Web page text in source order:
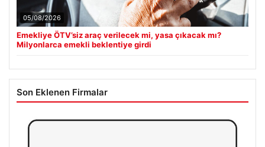
05/08/2026
Emekliye ÖTV’siz araç verilecek mi, yasa çıkacak mı?
Milyonlarca emekli beklentiye girdi
Son Eklenen Firmalar